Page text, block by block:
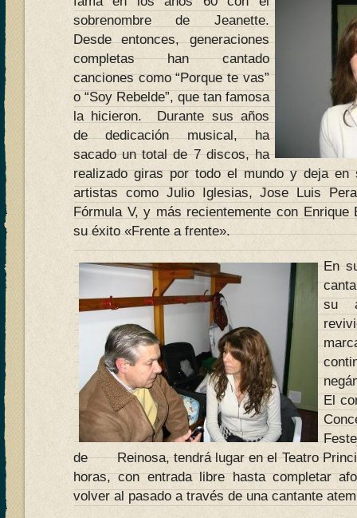
sobrenombre de Jeanette.
Desde entonces, generaciones
completas han cantado
canciones como “Porque te vas”
o “Soy Rebelde”, que tan famosa
la hicieron. Durante sus años
de dedicación musical, ha
sacado un total de 7 discos, ha
realizado giras por todo el mundo y deja en
artistas como Julio Iglesias, Jose Luis
Fórmula V, y más recientemente con Enrique
su éxito «Frente a frente».
En
su
El
de Reinosa, tendrá lugar en el Teatro
horas, con entrada libre hasta completar
volver al pasado a través de una cantante